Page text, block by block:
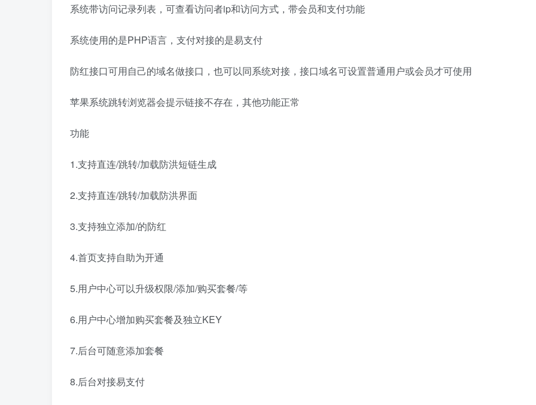
系统带访问记录列表，可查看访问者ip和访问方式，带会员和支付功能
系统使用的是PHP语言，支付对接的是易支付
防红接口可用自己的域名做接口，也可以同系统对接，接口域名可设置普通用户或会员才可使用
苹果系统跳转浏览器会提示链接不存在，其他功能正常
功能
1.支持直连/跳转/加载防洪短链生成
2.支持直连/跳转/加载防洪界面
3.支持独立添加/的防红
4.首页支持自助为开通
5.用户中心可以升级权限/添加/购买套餐/等
6.用户中心增加购买套餐及独立KEY
7.后台可随意添加套餐
8.后台对接易支付